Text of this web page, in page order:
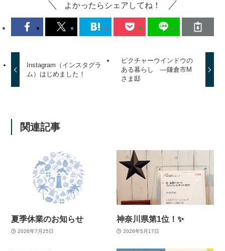
よかったらシェアしてね！
Instagram（インスタグラ
ム）はじめました！
ピクチャーウインドウの
ある暮らし ―鎌倉市M
さま邸
関連記事
夏季休業のお知らせ
2026年7月25日
神奈川県第1位！✨
2026年5月17日